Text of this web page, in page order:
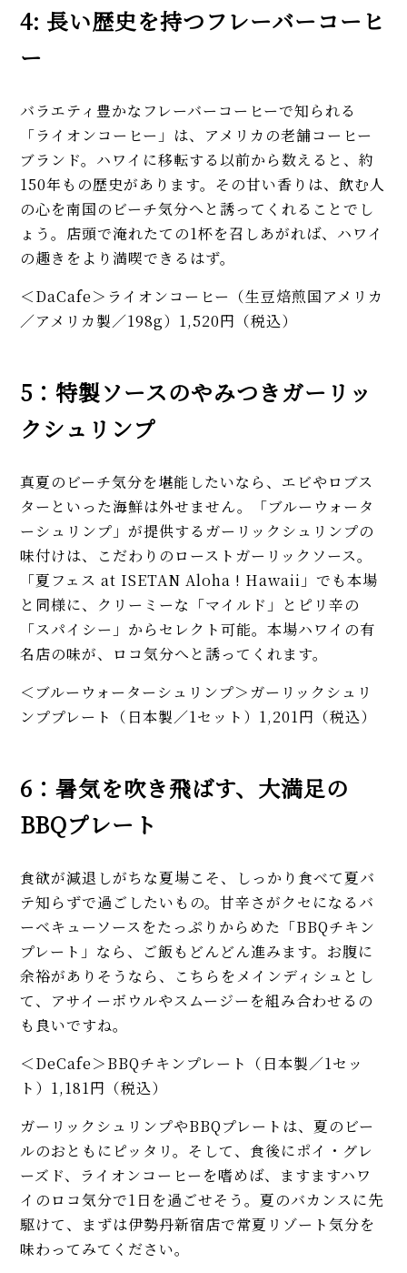
4: 長い歴史を持つフレーバーコーヒ
ー
バラエティ豊かなフレーバーコーヒーで知られる
「ライオンコーヒー」は、アメリカの老舗コーヒー
ブランド。ハワイに移転する以前から数えると、約
150年もの歴史があります。その甘い香りは、飲む人
の心を南国のビーチ気分へと誘ってくれることでし
ょう。店頭で淹れたての1杯を召しあがれば、ハワイ
の趣きをより満喫できるはず。
＜DaCafe＞ライオンコーヒー（生豆焙煎国アメリカ
／アメリカ製／198g）1,520円（税込）
5：特製ソースのやみつきガーリッ
クシュリンプ
真夏のビーチ気分を堪能したいなら、エビやロブス
ターといった海鮮は外せません。「ブルーウォータ
ーシュリンプ」が提供するガーリックシュリンプの
味付けは、こだわりのローストガーリックソース。
「夏フェス at ISETAN Aloha ! Hawaii」でも本場
と同様に、クリーミーな「マイルド」とピリ辛の
「スパイシー」からセレクト可能。本場ハワイの有
名店の味が、ロコ気分へと誘ってくれます。
＜ブルーウォーターシュリンプ＞ガーリックシュリ
ンププレート（日本製／1セット）1,201円（税込）
6：暑気を吹き飛ばす、大満足の
BBQプレート
食欲が減退しがちな夏場こそ、しっかり食べて夏バ
テ知らずで過ごしたいもの。甘辛さがクセになるバ
ーベキューソースをたっぷりからめた「BBQチキン
プレート」なら、ご飯もどんどん進みます。お腹に
余裕がありそうなら、こちらをメインディシュとし
て、アサイーボウルやスムージーを組み合わせるの
も良いですね。
＜DeCafe＞BBQチキンプレート（日本製／1セッ
ト）1,181円（税込）
ガーリックシュリンプやBBQプレートは、夏のビー
ルのおともにピッタリ。そして、食後にポイ・グレ
ーズド、ライオンコーヒーを嗜めば、ますますハワ
イのロコ気分で1日を過ごせそう。夏のバカンスに先
駆けて、まずは伊勢丹新宿店で常夏リゾート気分を
味わってみてください。